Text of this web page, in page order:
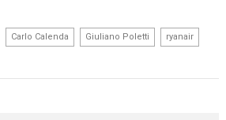
Carlo Calenda Giuliano Poletti ryanair